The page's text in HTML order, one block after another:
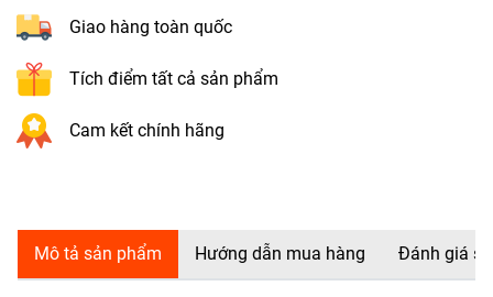
Giao hàng toàn quốc
Tích điểm tất cả sản phẩm
Cam kết chính hãng
Mô tả sản phẩm Hướng dẫn mua hàng Đánh giá